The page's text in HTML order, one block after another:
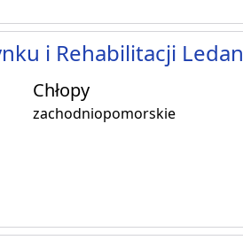
i Rehabilitacji Ledan
Chłopy
zachodniopomorskie